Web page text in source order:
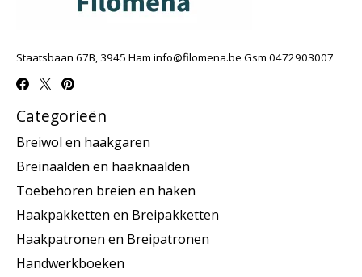
Staatsbaan 67B, 3945 Ham info@filomena.be Gsm 0472903007
Categorieën
Breiwol en haakgaren
Breinaalden en haaknaalden
Toebehoren breien en haken
Haakpakketten en Breipakketten
Haakpatronen en Breipatronen
Handwerkboeken